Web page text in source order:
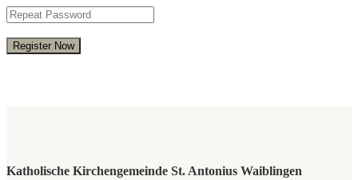
Register Now
Katholische Kirchengemeinde St. Antonius Waiblingen